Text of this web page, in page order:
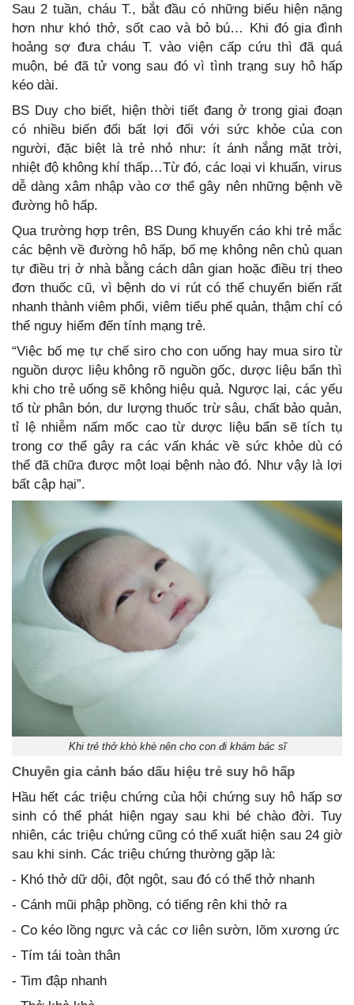
Sau 2 tuần, cháu T., bắt đầu có những biểu hiện nặng
hơn như khó thở, sốt cao và bỏ bú… Khi đó gia đình
hoảng sợ đưa cháu T. vào viện cấp cứu thì đã quá
muộn, bé đã tử vong sau đó vì tình trạng suy hô hấp
kéo dài.
BS Duy cho biết, hiện thời tiết đang ở trong giai đoạn
có nhiều biến đổi bất lợi đối với sức khỏe của con
người, đặc biệt là trẻ nhỏ như: ít ánh nắng mặt trời,
nhiệt độ không khí thấp…Từ đó, các loại vi khuẩn, virus
dễ dàng xâm nhập vào cơ thể gây nên những bệnh về
đường hô hấp.
Qua trường hợp trên, BS Dung khuyến cáo khi trẻ mắc
các bệnh về đường hô hấp, bố mẹ không nên chủ quan
tự điều trị ở nhà bằng cách dân gian hoặc điều trị theo
đơn thuốc cũ, vì bệnh do vi rút có thể chuyển biến rất
nhanh thành viêm phổi, viêm tiểu phế quản, thậm chí có
thể nguy hiểm đến tính mạng trẻ.
“Việc bố mẹ tự chế siro cho con uống hay mua siro từ
nguồn dược liệu không rõ nguồn gốc, dược liệu bẩn thì
khi cho trẻ uống sẽ không hiệu quả. Ngược lại, các yếu
tố từ phân bón, dư lượng thuốc trừ sâu, chất bảo quản,
tỉ lệ nhiễm nấm mốc cao từ dược liệu bẩn sẽ tích tụ
trong cơ thể gây ra các vấn khác về sức khỏe dù có
thể đã chữa được một loại bệnh nào đó. Như vậy là lợi
bất cập hại”.
Khi trẻ thở khò khè nên cho con đi khám bác sĩ
Chuyên gia cảnh báo dấu hiệu trẻ suy hô hấp
Hầu hết các triệu chứng của hội chứng suy hô hấp sơ
sinh có thể phát hiện ngay sau khi bé chào đời. Tuy
nhiên, các triệu chứng cũng có thể xuất hiện sau 24 giờ
sau khi sinh. Các triệu chứng thường gặp là:
- Khó thở dữ dội, đột ngột, sau đó có thể thở nhanh
- Cánh mũi phập phồng, có tiếng rên khi thở ra
- Co kéo lồng ngực và các cơ liên sườn, lõm xương ức
- Tím tái toàn thân
- Tim đập nhanh